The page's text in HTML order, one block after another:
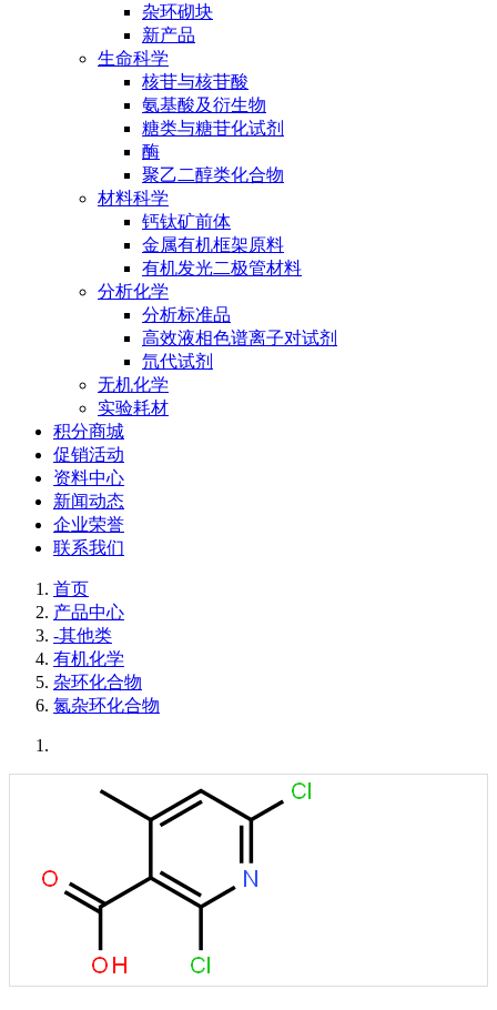
杂环砌块
新产品
生命科学
核苷与核苷酸
氨基酸及衍生物
糖类与糖苷化试剂
酶
聚乙二醇类化合物
材料科学
钙钛矿前体
金属有机框架原料
有机发光二极管材料
分析化学
分析标准品
高效液相色谱离子对试剂
氘代试剂
无机化学
实验耗材
积分商城
促销活动
资料中心
新闻动态
企业荣誉
联系我们
首页
产品中心
-其他类
有机化学
杂环化合物
氮杂环化合物